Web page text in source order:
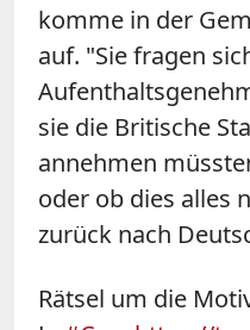
komme in der
auf. "Sie fragen
sie die Britische
annehmen
oder ob dies alles
zurück nach
Rätsel um die